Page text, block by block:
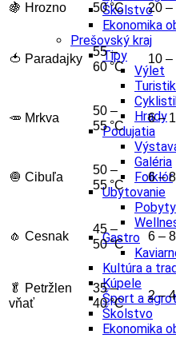
Školstvo
Ekonomika
Prešovský kraj
Tipy
Výlet
Hrady
Podujatia
Galéria
Folklór
Ubytovanie
Pobyty
Gastro
Kultúra a
Kúpele
Šport a
Školstvo
Ekonomika
🍇 Hrozno 50 °C 20 –
🍅 Paradajky
55 –
60 °C
10 –
🥕 Mrkva
50 –
55 °C
6 –
🧅 Cibuľa
50 –
55 °C
6 –
🧄 Cesnak
45 –
50 °C
6 –
🥬 Petržlen
vňať
35 –
40 °C
2 –